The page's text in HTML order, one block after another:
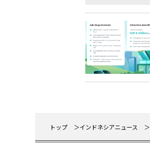
トップ インドネシアニュース